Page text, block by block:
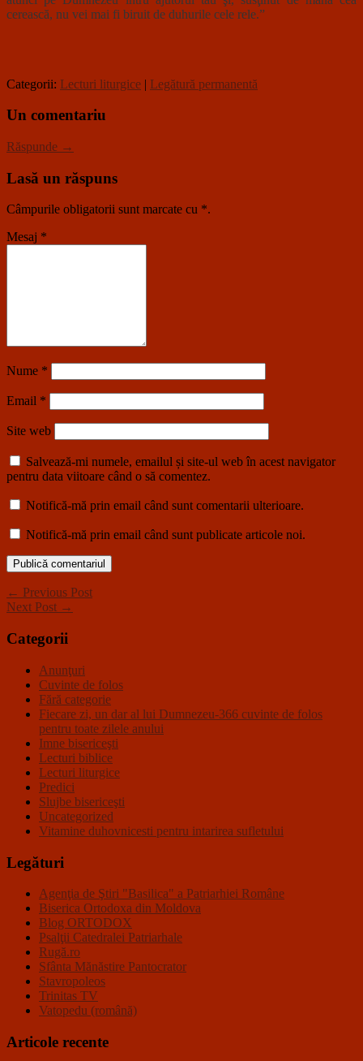
cerească, nu vei mai fi biruit de duhurile cele rele.”
Categorii: Lecturi liturgice | Legătură permanentă
Un comentariu
Răspunde →
Lasă un răspuns
Câmpurile obligatorii sunt marcate cu *.
Mesaj *
Nume *
Email *
Site web
Salvează-mi numele, emailul și site-ul web în acest navigator
pentru data viitoare când o să comentez.
Notifică-mă prin email când sunt comentarii ulterioare.
Notifică-mă prin email când sunt publicate articole noi.
← Previous Post
Next Post →
Categorii
Anunţuri
Cuvinte de folos
Fără categorie
Fiecare zi, un dar al lui Dumnezeu-366 cuvinte de folos
pentru toate zilele anului
Imne bisericeşti
Lecturi biblice
Lecturi liturgice
Predici
Slujbe bisericeşti
Uncategorized
Vitamine duhovnicesti pentru intarirea sufletului
Legături
Agenţia de Ştiri "Basilica" a Patriarhiei Române
Biserica Ortodoxa din Moldova
Blog ORTODOX
Psalţii Catedralei Patriarhale
Rugă.ro
Sfânta Mănăstire Pantocrator
Stavropoleos
Trinitas TV
Vatopedu (română)
Articole recente